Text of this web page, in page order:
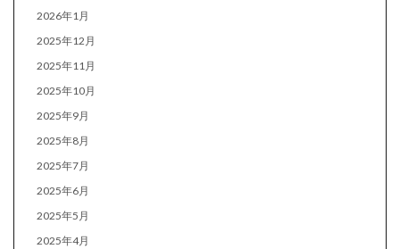
2026年1月
2025年12月
2025年11月
2025年10月
2025年9月
2025年8月
2025年7月
2025年6月
2025年5月
2025年4月